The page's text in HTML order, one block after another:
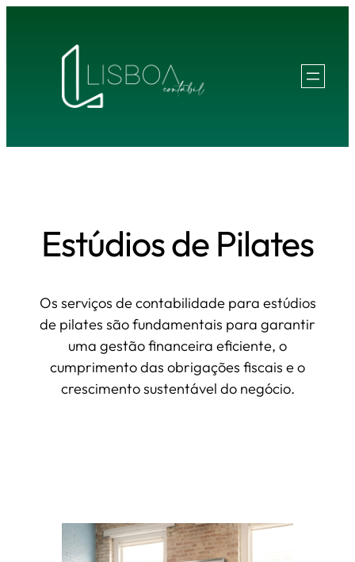
conteúdo
Estúdios de Pilates
Os serviços de contabilidade para estúdios
de pilates são fundamentais para garantir
uma gestão financeira eficiente, o
cumprimento das obrigações fiscais e o
crescimento sustentável do negócio.